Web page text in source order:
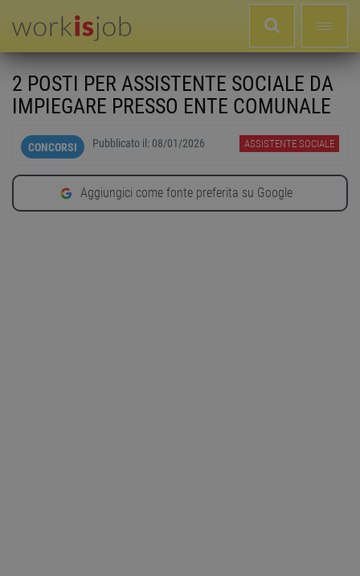
2 POSTI PER ASSISTENTE SOCIALE DA
IMPIEGARE PRESSO ENTE COMUNALE
CONCORSI Pubblicato il: 08/01/2026 ASSISTENTE SOCIALE
Aggiungici come fonte preferita su Google